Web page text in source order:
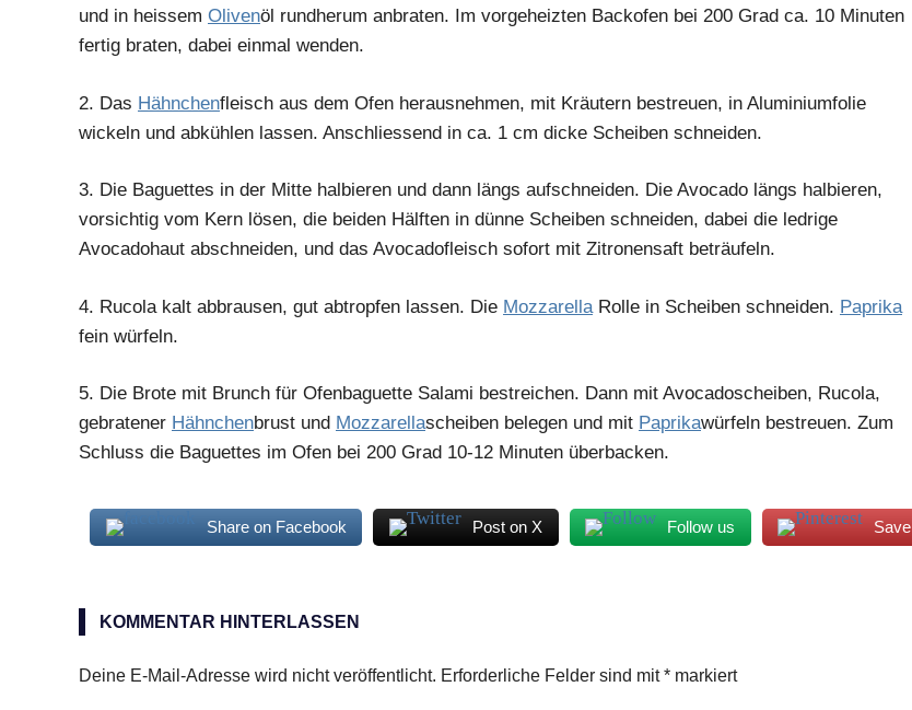
und in heissem Olivenöl rundherum anbraten. Im vorgeheizten Backofen bei 200 Grad ca. 10 Minuten
fertig braten, dabei einmal wenden.
2. Das Hähnchenfleisch aus dem Ofen herausnehmen, mit Kräutern bestreuen, in Aluminiumfolie
wickeln und abkühlen lassen. Anschliessend in ca. 1 cm dicke Scheiben schneiden.
3. Die Baguettes in der Mitte halbieren und dann längs aufschneiden. Die Avocado längs halbieren,
vorsichtig vom Kern lösen, die beiden Hälften in dünne Scheiben schneiden, dabei die ledrige
Avocadohaut abschneiden, und das Avocadofleisch sofort mit Zitronensaft beträufeln.
4. Rucola kalt abbrausen, gut abtropfen lassen. Die Mozzarella Rolle in Scheiben schneiden. Paprika
fein würfeln.
5. Die Brote mit Brunch für Ofenbaguette Salami bestreichen. Dann mit Avocadoscheiben, Rucola,
gebratener Hähnchenbrust und Mozzarellascheiben belegen und mit Paprikawürfeln bestreuen. Zum
Schluss die Baguettes im Ofen bei 200 Grad 10-12 Minuten überbacken.
Share on Facebook Post on X Follow us Save
Baguettebrot
Mozzarella
KOMMENTAR HINTERLASSEN
Deine E-Mail-Adresse wird nicht veröffentlicht. Erforderliche Felder sind mit* markiert